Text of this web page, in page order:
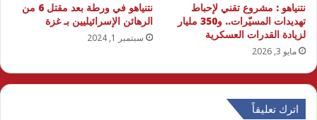
نتنياهو : مشروع تقني لإحباط
تهديدات المسيّرات.. و350 مليار
لزيادة القدرات العسكرية
مايو 3, 2026
نتنياهو في ورطة بعد مقتل 6 من
الرهائن الإسرائيليين بـ غزة
سبتمبر 1, 2024
اترك تعليقاً